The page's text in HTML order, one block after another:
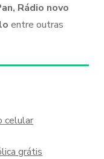
Rádio novo
entre outras
celular
grátis